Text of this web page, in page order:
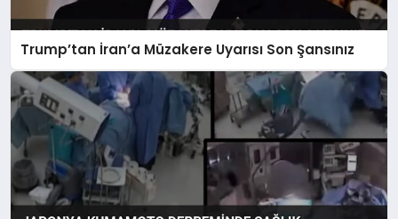
Trump’tan İran’a Müzakere Uyarısı Son Şansınız